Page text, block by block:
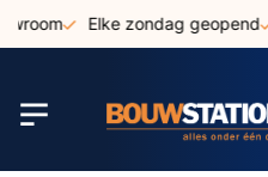
Elke zondag geopend